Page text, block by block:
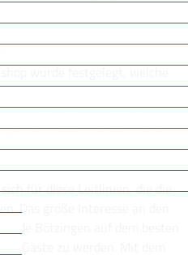
auf ihre
wurde festgelegt, welche
angehen und realisieren
Bötzingen 2030,
der nächsten Jahre dienen
für diese Leitlinien, die die
Das große Interesse an den
Bötzingen auf dem besten
Gäste zu werden. Mit dem